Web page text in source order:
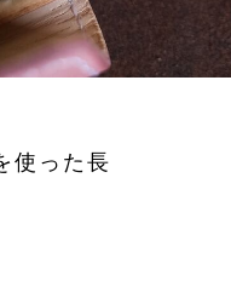
使った長